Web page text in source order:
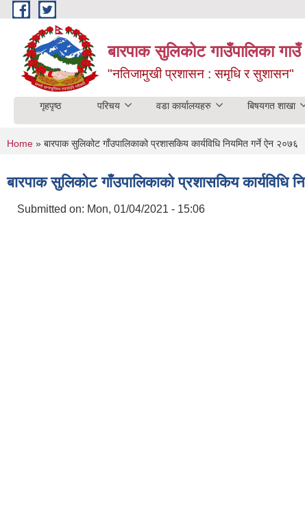
Skip to main content
बारपाक सुलिकोट गाउँपालिका गाउँ
"नतिजामुखी प्रशासन : समृधि र सुशासन"
गृहपृष्ठ परिचय वडा कार्यालयहरु बिषयगत शाखा
You are here
Home » बारपाक सुलिकोट गाँउपालिकाको प्रशासकिय कार्यविधि नियमित गर्ने ऐन २०७६
बारपाक सुलिकोट गाँउपालिकाको प्रशासकिय कार्यविधि
Submitted on: Mon, 01/04/2021 - 15:06